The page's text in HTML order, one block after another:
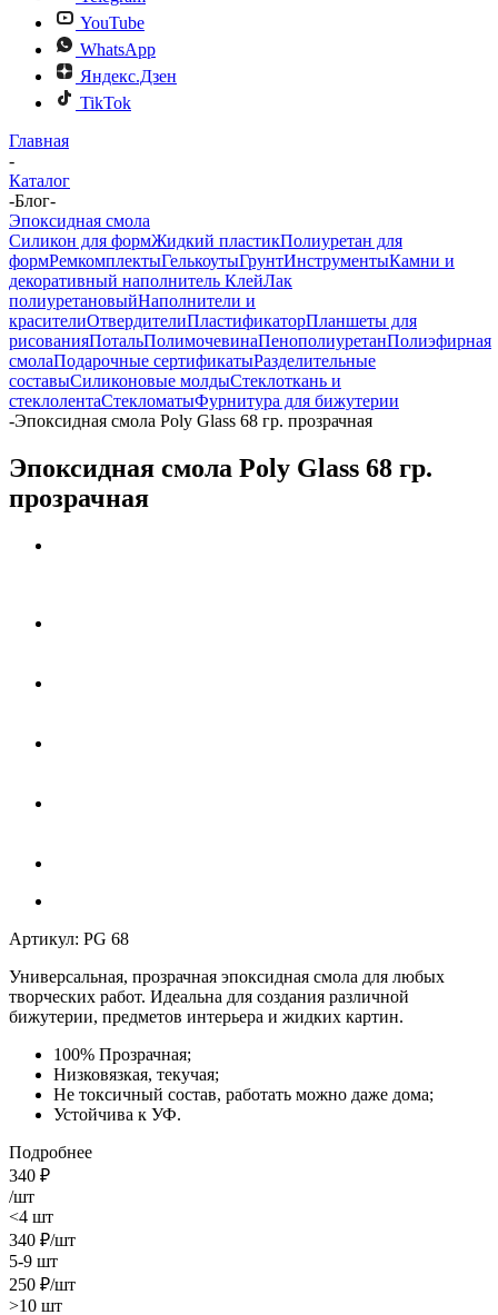
YouTube
WhatsApp
Яндекс.Дзен
TikTok
Главная
-
Каталог
-Блог-
Эпоксидная смола
Силикон для формЖидкий пластикПолиуретан для
формРемкомплектыГелькоутыГрунтИнструментыКамни и
декоративный наполнитель КлейЛак
полиуретановыйНаполнители и
красителиОтвердителиПластификаторПланшеты для
рисованияПотальПолимочевинаПенополиуретанПолиэфирная
смолаПодарочные сертификатыРазделительные
составыСиликоновые молдыСтеклоткань и
стеклолентаСтекломатыФурнитура для бижутерии
-Эпоксидная смола Poly Glass 68 гр. прозрачная
Эпоксидная смола Poly Glass 68 гр.
прозрачная
Артикул: PG 68
Универсальная, прозрачная эпоксидная смола для любых
творческих работ. Идеальна для создания различной
бижутерии, предметов интерьера и жидких картин.
100% Прозрачная;
Низковязкая, текучая;
Не токсичный состав, работать можно даже дома;
Устойчива к УФ.
Подробнее
340 ₽
/шт
<4 шт
340 ₽/шт
5-9 шт
250 ₽/шт
>10 шт